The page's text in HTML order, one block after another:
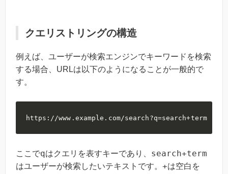
クエリストリングの構造
例えば、ユーザーが検索エンジンでキーワードを検索
する場合、URLは以下のようになることが一般的で
す。
https://www.example.com/search?q=search+term
ここでqはクエリを表すキーであり、 search+term
はユーザーが検索したいテキストです。 +は空白を